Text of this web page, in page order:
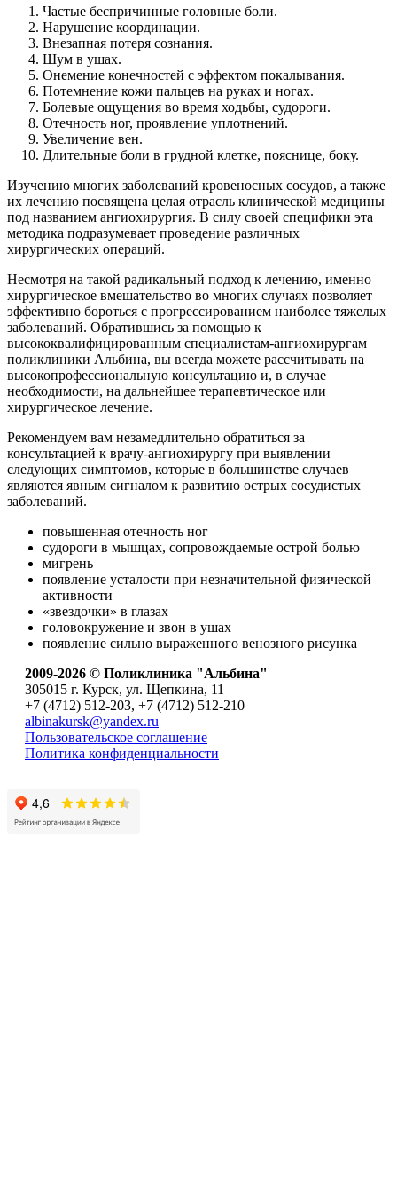
Частые беспричинные головные боли.
Нарушение координации.
Внезапная потеря сознания.
Шум в ушах.
Онемение конечностей с эффектом покалывания.
Потемнение кожи пальцев на руках и ногах.
Болевые ощущения во время ходьбы, судороги.
Отечность ног, проявление уплотнений.
Увеличение вен.
Длительные боли в грудной клетке, пояснице, боку.
Изучению многих заболеваний кровеносных сосудов, а также
их лечению посвящена целая отрасль клинической медицины
под названием ангиохирургия. В силу своей специфики эта
методика подразумевает проведение различных
хирургических операций.
Несмотря на такой радикальный подход к лечению, именно
хирургическое вмешательство во многих случаях позволяет
эффективно бороться с прогрессированием наиболее тяжелых
заболеваний. Обратившись за помощью к
высококвалифицированным специалистам-ангиохирургам
поликлиники Альбина, вы всегда можете рассчитывать на
высокопрофессиональную консультацию и, в случае
необходимости, на дальнейшее терапевтическое или
хирургическое лечение.
Рекомендуем вам незамедлительно обратиться за
консультацией к врачу-ангиохирургу при выявлении
следующих симптомов, которые в большинстве случаев
являются явным сигналом к развитию острых сосудистых
заболеваний.
повышенная отечность ног
судороги в мышцах, сопровождаемые острой болью
мигрень
появление усталости при незначительной физической
активности
«звездочки» в глазах
головокружение и звон в ушах
появление сильно выраженного венозного рисунка
2009-2026 © Поликлиника "Альбина"
305015 г. Курск, ул. Щепкина, 11
+7 (4712) 512-203, +7 (4712) 512-210
albinakursk@yandex.ru
Пользовательское соглашение
Политика конфиденциальности